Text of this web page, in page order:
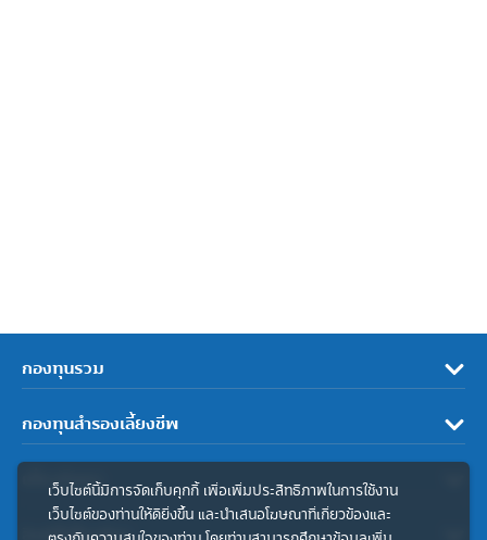
กองทุนรวม
กองทุนสำรองเลี้ยงชีพ
เกี่ยวกับเรา
เว็บไซต์นี้มีการจัดเก็บคุกกี้ เพื่อเพิ่มประสิทธิภาพในการใช้งาน
เว็บไซต์ของท่านให้ดียิ่งขึ้น และนำเสนอโฆษณาที่เกี่ยวข้องและ